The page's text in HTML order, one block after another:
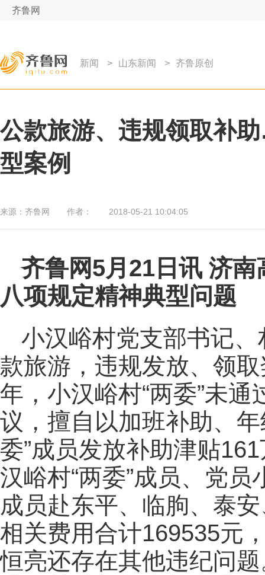
齐鲁网
新闻 > 山东新闻 > 齐鲁原创
公款旅游、违规领取补
型案例
来源： 齐鲁网 作者： 2018-05-21 10:04:05
齐鲁网5月21日讯 济南
八项规定精神典型问题
小汉峪村党支部书记
款旅游，违规发放、领
年，小汉峪村“两委”未
议，擅自以加班补助、
委”成员发放补助津贴
汉峪村“两委”成员、党
成员赴东平、临朐、泰
相关费用合计169535元
恒亮还存在其他违纪问